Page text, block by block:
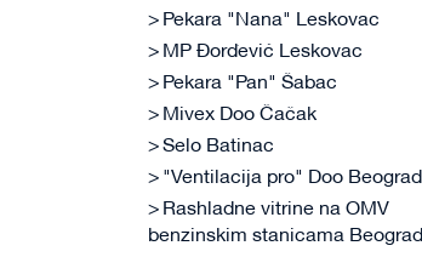
Pekara "Nana" Leskovac
MP Đorđević Leskovac
Pekara "Pan" Šabac
Mivex Doo Čačak
Selo Batinac
"Ventilacija pro" Doo Beograd
Rashladne vitrine na OMV
benzinskim stanicama Beograd